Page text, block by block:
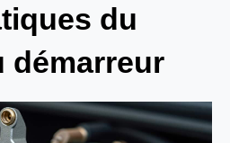
du
démarreur